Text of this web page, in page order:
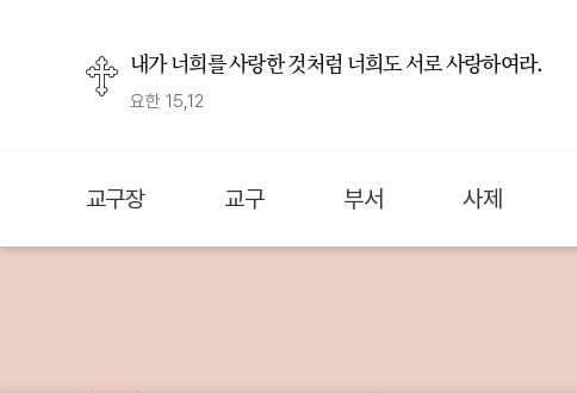
내가 너희를 사랑한 것처럼 너희도 서로 사랑하여라.
요한 15,12
교구장 교구 부서 사제